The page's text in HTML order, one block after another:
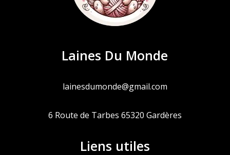
Laines Du Monde
lainesdumonde@gmail.com
6 Route de Tarbes 65320 Gardères
Liens utiles